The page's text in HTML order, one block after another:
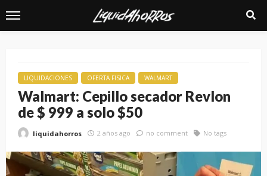
LIQUIDACIONES OFERTA FISICA WALMART
Walmart: Cepillo secador Revlon
de $ 999 a solo $50
liquidahorros 2 años ago no comment No tags